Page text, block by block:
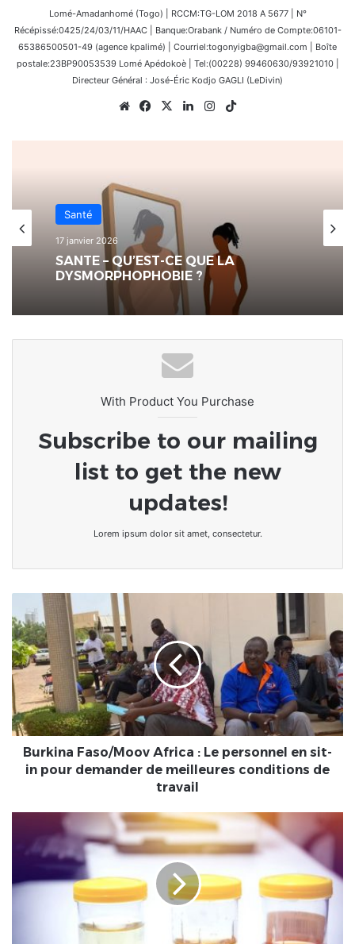
Lomé-Amadanhomé (Togo) | RCCM:TG-LOM 2018 A 5677 | N°
Récépissé:0425/24/03/11/HAAC | Banque:Orabank / Numéro de Compte:06101-
65386500501-49 (agence kpalimé) | Courriel:togonyigba@gmail.com | Boîte
postale:23BP90053539 Lomé Apédokoè | Tel:(00228) 99460630/93921010 |
Directeur Général : José-Éric Kodjo GAGLI (LeDivin)
WebsiteFacebook
X LinkedinInstagram
Santé
17 janvier 2026
SANTE – QU’EST-CE QUE LA
DYSMORPHOPHOBIE ?
With Product You Purchase
Subscribe to our mailing
list to get the new
updates!
Lorem ipsum dolor sit amet, consectetur.
Faso/Moov
Africa
:
Le
personnel
en
sit-
in
pour
demander
Burkina Faso/Moov Africa : Le personnel en sit-
in pour demander de meilleures conditions de
travail
MESSAGE
SUR